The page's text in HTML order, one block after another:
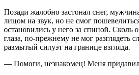
Позади жалобно застонал снег,
лицом на звук, но не смог
остановились у него за спиной. Сколь
глаза, по-прежнему не мог разглядеть
размытый силуэт на границе взгляда.
— Помоги, незнакомец! Меня